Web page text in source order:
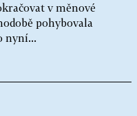
v měnové
pohybovala
nyní...